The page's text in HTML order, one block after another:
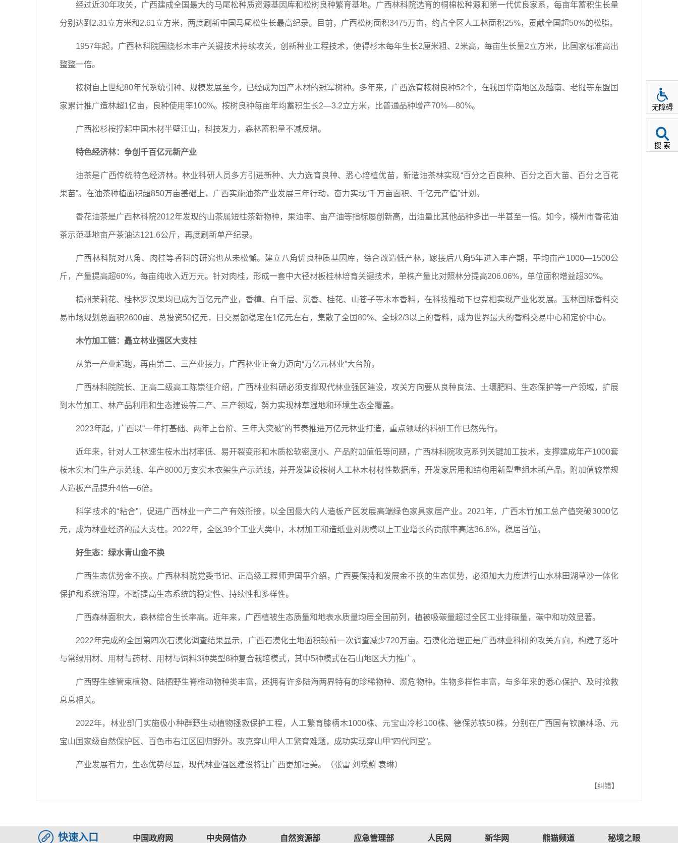
经过近30年攻关，广西建成全国最大的马尾松种质资源基因库和松树良种繁育基地。广西林科院选育的桐棉松种源和第一代优良家系，每亩年蓄积生长量
分别达到2.31立方米和2.61立方米，两度刷新中国马尾松生长最高纪录。目前，广西松树面积3475万亩，约占全区人工林面积25%，贡献全国超50%的松脂。
1957年起，广西林科院围绕杉木丰产关键技术持续攻关，创新种业工程技术，使得杉木每年生长2厘米粗、2米高，每亩生长量2立方米，比国家标准高出
整整一倍。
桉树自上世纪80年代系统引种、规模发展至今，已经成为国产木材的冠军树种。多年来，广西选育桉树良种52个，在我国华南地区及越南、老挝等东盟国
家累计推广造林超1亿亩，良种使用率100%。桉树良种每亩年均蓄积生长2—3.2立方米，比普通品种增产70%—80%。
广西松杉桉撑起中国木材半壁江山，科技发力，森林蓄积量不减反增。
特色经济林：争创千百亿元新产业
油茶是广西传统特色经济林。林业科研人员多方引进新种、大力选育良种、悉心培植优苗，新造油茶林实现“百分之百良种、百分之百大苗、百分之百花
果苗”。在油茶种植面积超850万亩基础上，广西实施油茶产业发展三年行动，奋力实现“千万亩面积、千亿元产值”计划。
香花油茶是广西林科院2012年发现的山茶属短柱茶新物种，果油率、亩产油等指标屡创新高，出油量比其他品种多出一半甚至一倍。如今，横州市香花油
茶示范基地亩产茶油达121.6公斤，再度刷新单产纪录。
广西林科院对八角、肉桂等香料的研究也从未松懈。建立八角优良种质基因库，综合改造低产林，嫁接后八角5年进入丰产期，平均亩产1000—1500公
斤，产量提高超60%，每亩纯收入近万元。针对肉桂，形成一套中大径材板桂林培育关键技术，单株产量比对照林分提高206.06%，单位面积增益超30%。
横州茉莉花、桂林罗汉果均已成为百亿元产业，香樟、白千层、沉香、桂花、山苍子等木本香料，在科技推动下也竞相实现产业化发展。玉林国际香料交
易市场规划总面积2600亩、总投资50亿元，日交易额稳定在1亿元左右，集散了全国80%、全球2/3以上的香料，成为世界最大的香料交易中心和定价中心。
木竹加工链：矗立林业强区大支柱
从第一产业起跑，再由第二、三产业接力，广西林业正奋力迈向“万亿元林业”大台阶。
广西林科院院长、正高二级高工陈崇征介绍，广西林业科研必须支撑现代林业强区建设，攻关方向要从良种良法、土壤肥料、生态保护等一产领域，扩展
到木竹加工、林产品利用和生态建设等二产、三产领域，努力实现林草湿地和环境生态全覆盖。
2023年起，广西以“一年打基础、两年上台阶、三年大突破”的节奏推进万亿元林业打造，重点领域的科研工作已然先行。
近年来，针对人工林速生桉木出材率低、易开裂变形和木质松软密度小、产品附加值低等问题，广西林科院攻克系列关键加工技术，支撑建成年产1000套
桉木实木门生产示范线、年产8000万支实木衣架生产示范线，并开发建设桉树人工林木材材性数据库，开发家居用和结构用新型重组木新产品，附加值较常规
人造板产品提升4倍—6倍。
科学技术的“粘合”，促进广西林业一产二产有效衔接，以全国最大的人造板产区发展高端绿色家具家居产业。2021年，广西木竹加工总产值突破3000亿
元，成为林业经济的最大支柱。2022年，全区39个工业大类中，木材加工和造纸业对规模以上工业增长的贡献率高达36.6%，稳居首位。
好生态：绿水青山金不换
广西生态优势金不换。广西林科院党委书记、正高级工程师尹国平介绍，广西要保持和发展金不换的生态优势，必须加大力度进行山水林田湖草沙一体化
保护和系统治理，不断提高生态系统的稳定性、持续性和多样性。
广西森林面积大，森林综合生长率高。近年来，广西植被生态质量和地表水质量均居全国前列，植被吸碳量超过全区工业排碳量，碳中和功效显著。
2022年完成的全国第四次石漠化调查结果显示，广西石漠化土地面积较前一次调查减少720万亩。石漠化治理正是广西林业科研的攻关方向，构建了落叶
与常绿用材、用材与药材、用材与饲料3种类型8种复合栽培模式，其中5种模式在石山地区大力推广。
广西野生维管束植物、陆栖野生脊椎动物种类丰富，还拥有许多陆海两界特有的珍稀物种、濒危物种。生物多样性丰富，与多年来的悉心保护、及时抢救
息息相关。
2022年，林业部门实施极小种群野生动植物拯救保护工程，人工繁育膝柄木1000株、元宝山冷杉100株、德保苏铁50株，分别在广西国有钦廉林场、元
宝山国家级自然保护区、百色市右江区回归野外。攻克穿山甲人工繁育难题，成功实现穿山甲“四代同堂”。
产业发展有力，生态优势尽显，现代林业强区建设将让广西更加壮美。（张雷 刘晓蔚 袁琳）
【纠错】
快速入口 中国政府网 中央网信办 自然资源部 应急管理部 人民网 新华网 熊猫频道 秘境之眼
无障碍
搜 索